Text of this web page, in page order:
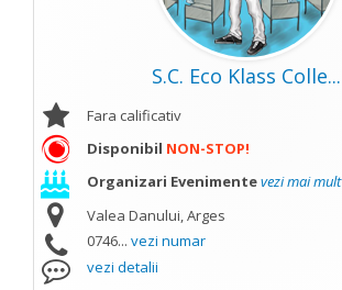
S.C. Eco Klass Colle...
Fara calificativ
Disponibil NON-STOP!
Organizari Evenimentevezi mai mult
Valea Danului, Arges
0746... vezi numar
vezi detalii